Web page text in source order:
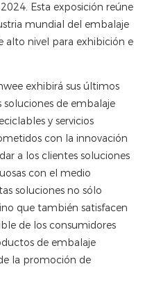
Esta exposición reúne
mundial del embalaje
nivel para exhibición e
exhibirá sus últimos
de embalaje
y servicios
con la innovación
a los clientes soluciones
con el medio
soluciones no sólo
que también satisfacen
de los consumidores
de embalaje
la promoción de